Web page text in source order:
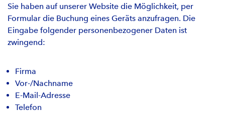
Sie haben auf unserer Website die Möglichkeit, per
Formular die Buchung eines Geräts anzufragen. Die
Eingabe folgender personenbezogener Daten ist
zwingend:
Firma
Vor-/Nachname
E-Mail-Adresse
Telefon